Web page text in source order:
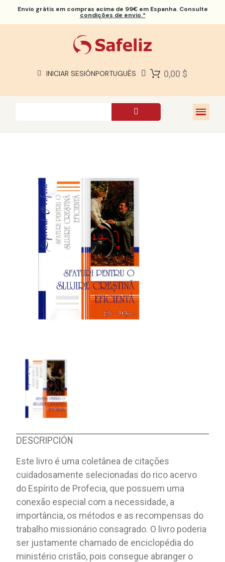
Envio grátis em compras acima de 99€ em Espanha. Consulte
condições de envio.*
INICIAR SESIÓNPORTUGUÊS 0,00 $
SOBRE NÓS
DESCRIPCIÓN
Este livro é uma coletânea de citações
cuidadosamente selecionadas do rico acervo
do Espírito de Profecia, que possuem uma
conexão especial com a necessidade, a
importância, os métodos e as recompensas do
trabalho missionário consagrado. O livro poderia
ser justamente chamado de enciclopédia do
ministério cristão, pois consegue abranger o